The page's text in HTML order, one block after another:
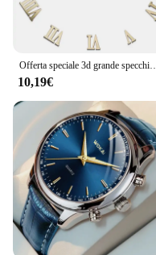
Offerta speciale 3d grande specchio acrilico orologio da parete orologio al quarzo fai
10,19€